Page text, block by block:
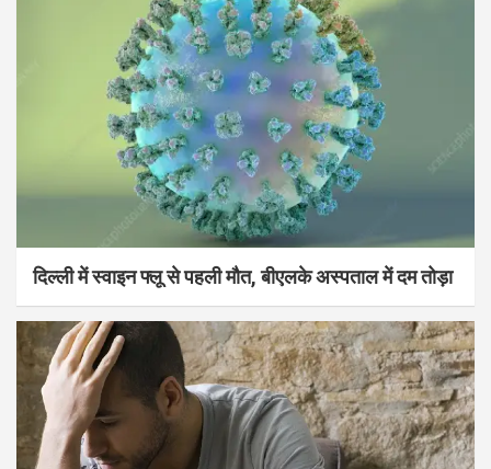
दिल्ली में स्वाइन फ्लू से पहली मौत, बीएलके अस्पताल में दम तोड़ा